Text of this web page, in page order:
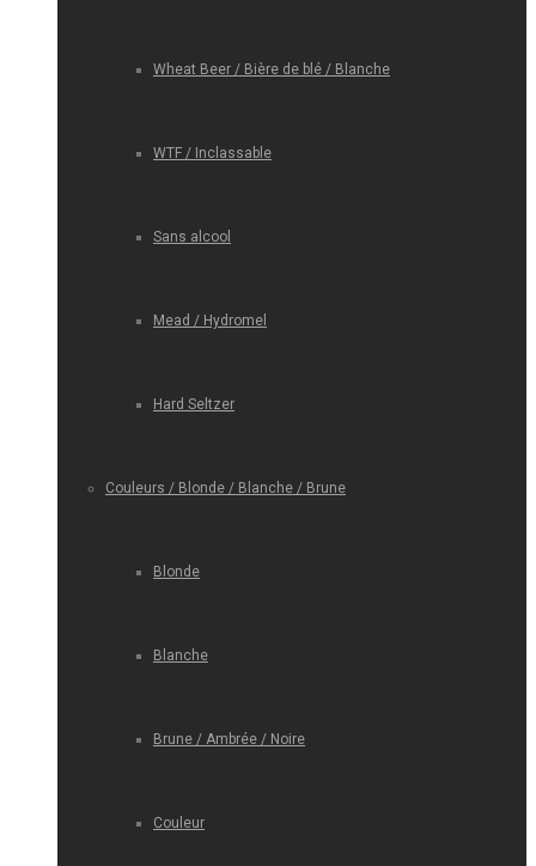
Wheat Beer / Bière de blé / Blanche
WTF / Inclassable
Sans alcool
Mead / Hydromel
Hard Seltzer
Couleurs / Blonde / Blanche / Brune
Blonde
Blanche
Brune / Ambrée / Noire
Couleur